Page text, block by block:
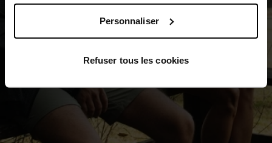
Personnaliser
Refuser tous les cookies